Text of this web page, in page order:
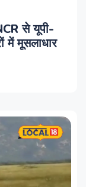
से यूपी-
में मूसलाधार